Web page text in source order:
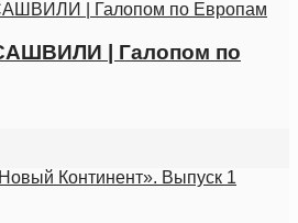
| Галопoм по
Континент». Выпуск 1